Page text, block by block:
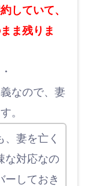
していて、
ま残りま
なので、妻
。
妻を亡く
な対応なの
ーしておき